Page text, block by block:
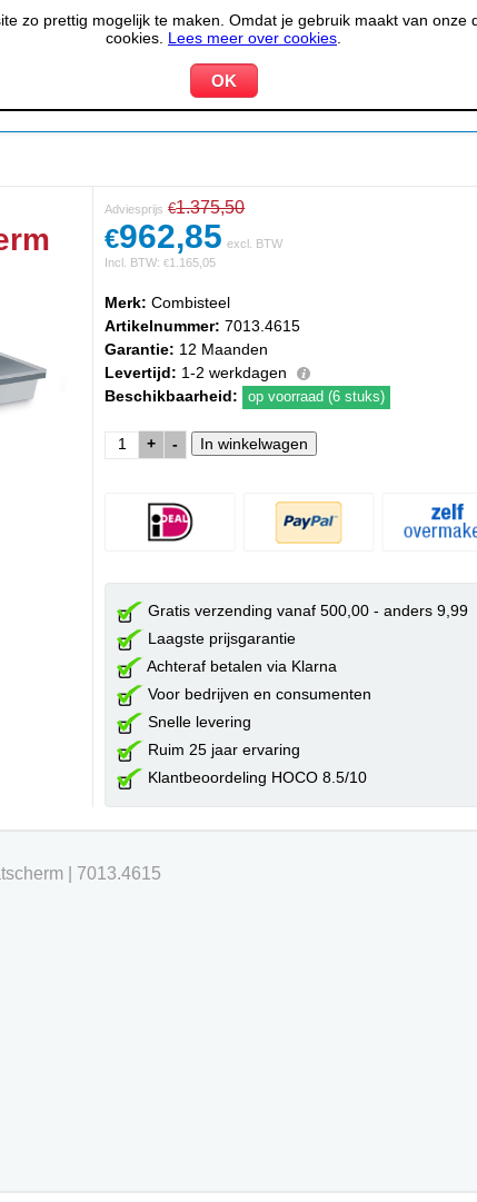
zo prettig mogelijk te maken. Omdat je gebruik maakt van
cookies. Lees meer over cookies
KOELEN &
Adviesprijs €1.375,50
€962,85 excl. BTW
Incl. BTW:€1.165,05
Merk: Combisteel
Artikelnummer: 7013.4615
Garantie: 12 Maanden
Levertijd: 1-2 werkdagen
Beschikbaarheid:
op voorraad (6 stuks)
+ -
Gratis verzending vanaf 500,00 - anders 9,99
Laagste prijsgarantie
Achteraf betalen via Klarna
Voor bedrijven en consumenten
Snelle levering
Ruim 25 jaar ervaring
Klantbeoordeling HOCO 8.5/10
| 7013.4615